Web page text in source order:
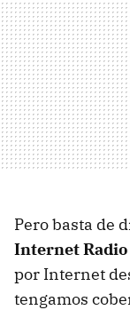
Pero basta de
Internet Radio
por Internet
tengamos